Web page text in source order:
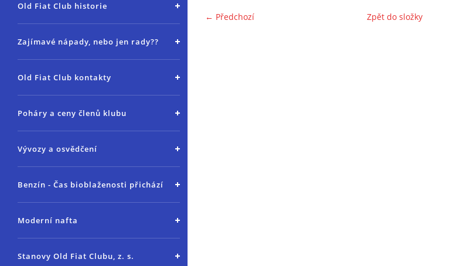
Old Fiat Club historie
Zajímavé nápady, nebo jen rady??
Old Fiat Club kontakty
Poháry a ceny členů klubu
Vývozy a osvědčení
Benzín - Čas bioblaženosti přichází
Moderní nafta
Stanovy Old Fiat Clubu, z. s.
← Předchozí Zpět do složky